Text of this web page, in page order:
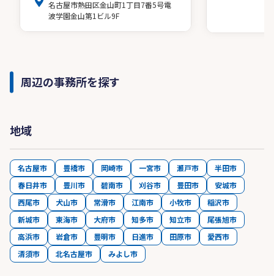
名古屋市熱田区金山町1丁目7番5号電
波学園金山第1ビル9F
周辺の事務所を探す
地域
名古屋市 豊橋市 岡崎市 一宮市 瀬戸市
半田市
春日井市
豊川市 碧南市 刈谷市 豊田市
安城市
西尾市
犬山市 常滑市 江南市 小牧市
稲沢市
新城市
東海市 大府市 知多市 知立市
尾張旭市
高浜市
岩倉市 豊明市 日進市 田原市
愛西市
清須市
北名古屋市 みよし市